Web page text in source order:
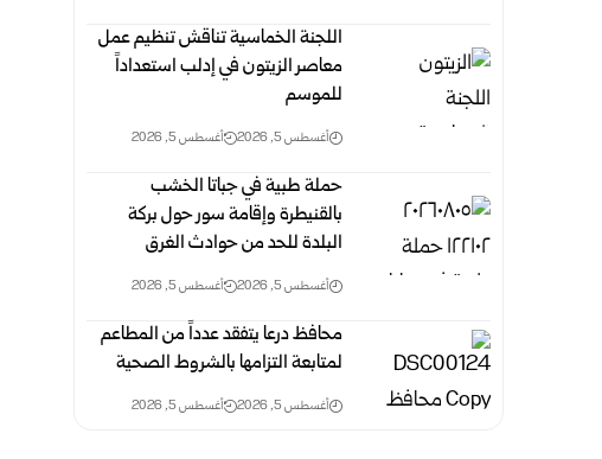
اللجنة الخماسية تناقش تنظيم عمل
معاصر الزيتون في إدلب استعداداً
للموسم
أغسطس 5, 2026 أغسطس 5, 2026
حملة طبية في جباتا الخشب
بالقنيطرة وإقامة سور حول بركة
البلدة للحد من حوادث الغرق
أغسطس 5, 2026 أغسطس 5, 2026
محافظ درعا يتفقد عدداً من المطاعم
لمتابعة التزامها بالشروط الصحية
أغسطس 5, 2026 أغسطس 5, 2026